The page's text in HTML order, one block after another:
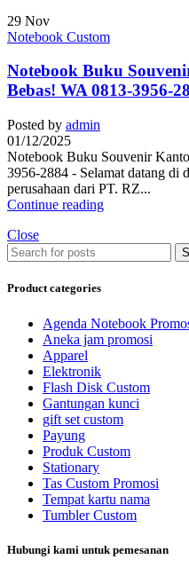
29 Nov
Notebook Custom
Notebook Buku
Bebas! WA 0813-3956-
Posted by admin
01/12/2025
Notebook Buku Souvenir
3956-2884 - Selamat datang
perusahaan dari PT. RZ...
Continue reading
Close
Product categories
Agenda Notebook
Aneka jam promosi
Apparel
Elektronik
Flash Disk Custom
Gantungan kunci
gift set custom
Payung
Produk Custom
Stationary
Tas Custom Promosi
Tempat kartu nama
Tumbler Custom
Hubungi kami untuk pemesanan